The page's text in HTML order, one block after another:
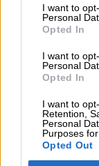
I want to
Personal
Opted In
I want to
Personal
Opted In
I want to
Retention,
Personal
Purposes
Opted Out
Επιχειρηματικής
06.08.2026 - 13:30
Όταν η επόμενη
Διαμεσολαβητής
Kavita Patel -
καινοτόμα